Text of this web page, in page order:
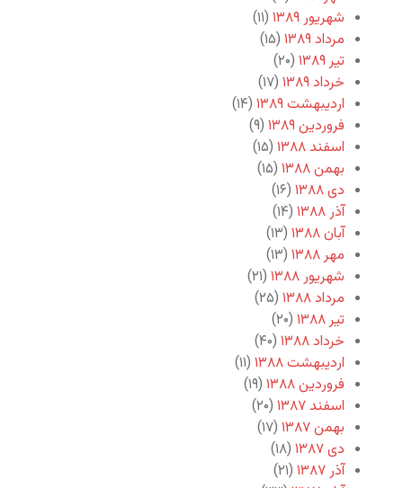
شهریور ۱۳۸۹
(۱۱)
مرداد ۱۳۸۹
(۱۵)
تیر ۱۳۸۹
(۲۰)
خرداد ۱۳۸۹
(۱۷)
اردیبهشت ۱۳۸۹
(۱۴)
فروردین ۱۳۸۹
(۹)
اسفند ۱۳۸۸
(۱۵)
بهمن ۱۳۸۸
(۱۵)
دی ۱۳۸۸
(۱۶)
آذر ۱۳۸۸
(۱۴)
آبان ۱۳۸۸
(۱۳)
مهر ۱۳۸۸
(۱۳)
شهریور ۱۳۸۸
(۲۱)
مرداد ۱۳۸۸
(۲۵)
تیر ۱۳۸۸
(۲۰)
خرداد ۱۳۸۸
(۴۰)
اردیبهشت ۱۳۸۸
(۱۱)
فروردین ۱۳۸۸
(۱۹)
اسفند ۱۳۸۷
(۲۰)
بهمن ۱۳۸۷
(۱۷)
دی ۱۳۸۷
(۱۸)
آذر ۱۳۸۷
(۲۱)